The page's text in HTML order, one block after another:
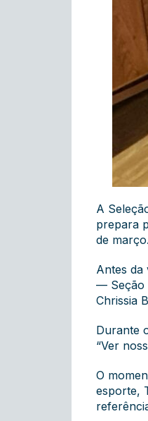
A
prepara
de
Antes da
— Seção
Chrissia
Durante
“Ver
O
esporte,